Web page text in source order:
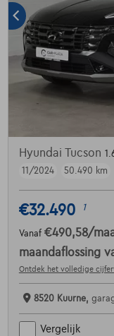
Hyundai Tucson
11/2024
50.490 km
€32.490 1
Vanaf €490,58/
maandaflossing
Ontdek het volledige
8520 Kuurne,
Vergelijk